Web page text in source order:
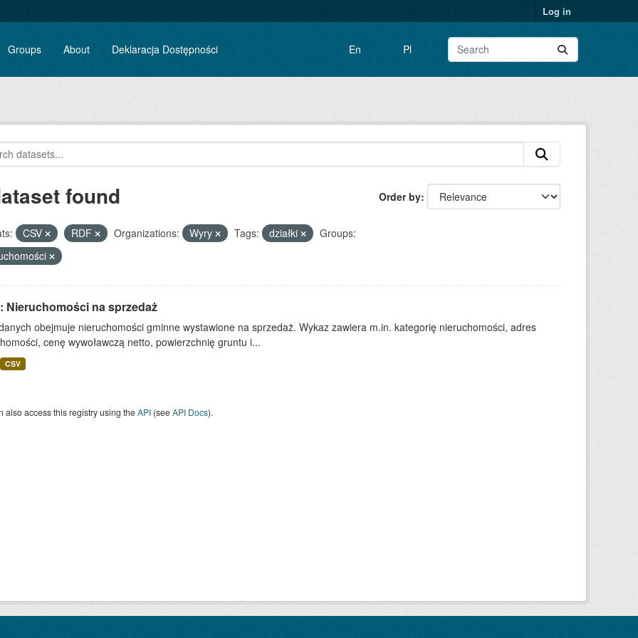
Log in
Groups About Deklaracja Dostępności En Pl
Order by
found
CSV RDF Organizations: Wyry Tags: działki
Groups:
Nieruchomości na sprzedaż
obejmuje nieruchomości gminne wystawione na sprzedaż. Wykaz zawiera m.in. kategorię nieruchomości, adres
cenę wywoławczą netto, powierzchnię gruntu i...
CSV
also access this registry using theAPI(seeAPI Docs).